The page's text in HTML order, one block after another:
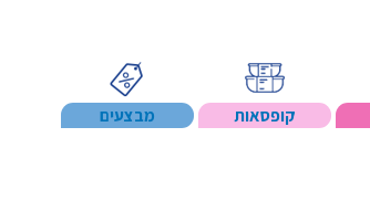
קופסאות מבצעים